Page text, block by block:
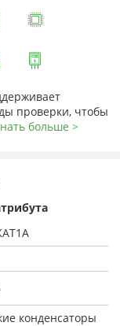
проверки, чтобы
больше >
конденсаторы